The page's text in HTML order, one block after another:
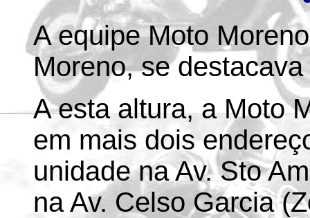
A equipe Moto
Moreno, se
A esta altura, a Moto
em mais dois
unidade na Av. Sto
na Av. Celso Garcia